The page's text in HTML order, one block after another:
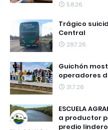
5.8.26
Trágico
Central
28.7.26
Guichón
operadores
31.7.26
ESCUELA
a productor
predio lindero